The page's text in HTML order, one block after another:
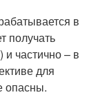
в
получать
и частично – в
для
опасны.